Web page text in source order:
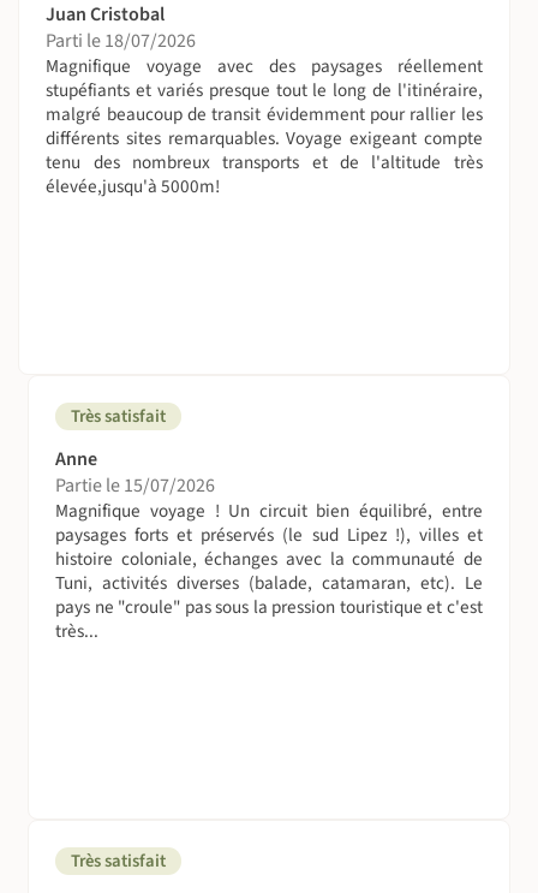
Juan Cristobal
Parti le 18/07/2026
Magnifique voyage avec des paysages réellement
stupéfiants et variés presque tout le long de l'itinéraire,
malgré beaucoup de transit évidemment pour rallier les
différents sites remarquables. Voyage exigeant compte
tenu des nombreux transports et de l'altitude très
élevée,jusqu'à 5000m!
Très satisfait
Anne
Partie le 15/07/2026
Magnifique voyage ! Un circuit bien équilibré, entre
paysages forts et préservés (le sud Lipez !), villes et
histoire coloniale, échanges avec la communauté de
Tuni, activités diverses (balade, catamaran, etc). Le
pays ne "croule" pas sous la pression touristique et c'est
très...
Très satisfait